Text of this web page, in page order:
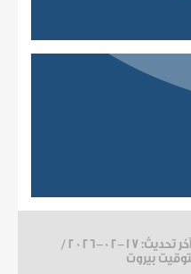
2026-02-17
/